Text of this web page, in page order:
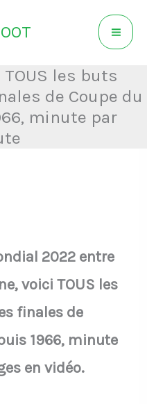
TOUS les buts
de Coupe du
minute par
2022 entre
voici TOUS les
finales de
1966, minute
en vidéo.